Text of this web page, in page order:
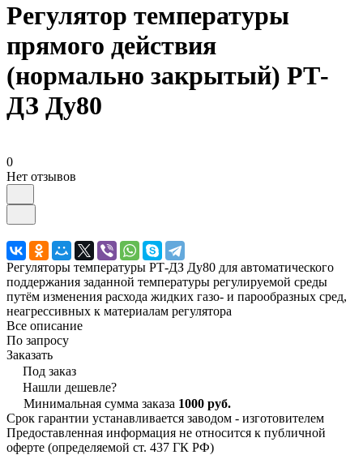
Регулятор температуры
прямого действия
(нормально закрытый) РТ-
ДЗ Ду80
0
Нет отзывов
Регуляторы температуры РТ-ДЗ Ду80 для автоматического
поддержания заданной температуры регулируемой среды
путём изменения расхода жидких газо- и парообразных сред,
неагрессивных к материалам регулятора
Все описание
По запросу
Заказать
Под заказ
Нашли дешевле?
Минимальная сумма заказа 1000 руб.
Срок гарантии устанавливается заводом - изготовителем
Предоставленная информация не относится к публичной
оферте (определяемой ст. 437 ГК РФ)